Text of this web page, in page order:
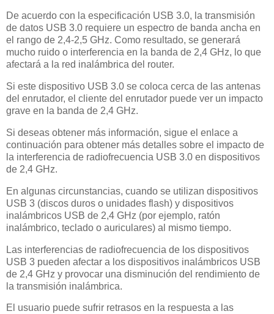
De acuerdo con la especificación USB 3.0, la transmisión
de datos USB 3.0 requiere un espectro de banda ancha en
el rango de 2,4-2,5 GHz. Como resultado, se generará
mucho ruido o interferencia en la banda de 2,4 GHz, lo que
afectará a la red inalámbrica del router.
Si este dispositivo USB 3.0 se coloca cerca de las antenas
del enrutador, el cliente del enrutador puede ver un impacto
grave en la banda de 2,4 GHz.
Si deseas obtener más información, sigue el enlace a
continuación para obtener más detalles sobre el impacto de
la interferencia de radiofrecuencia USB 3.0 en dispositivos
de 2,4 GHz.
En algunas circunstancias, cuando se utilizan dispositivos
USB 3 (discos duros o unidades flash) y dispositivos
inalámbricos USB de 2,4 GHz (por ejemplo, ratón
inalámbrico, teclado o auriculares) al mismo tiempo.
Las interferencias de radiofrecuencia de los dispositivos
USB 3 pueden afectar a los dispositivos inalámbricos USB
de 2,4 GHz y provocar una disminución del rendimiento de
la transmisión inalámbrica.
El usuario puede sufrir retrasos en la respuesta a las